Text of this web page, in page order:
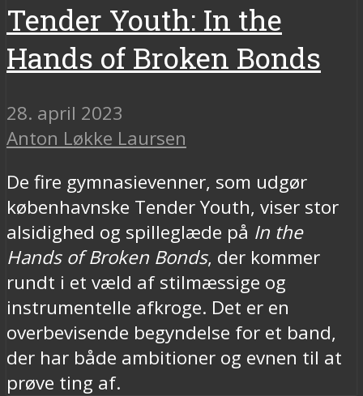
Tender Youth: In the
Hands of Broken Bonds
28. april 2023
Anton Løkke Laursen
De fire gymnasievenner, som udgør
københavnske Tender Youth, viser stor
alsidighed og spilleglæde på In the
Hands of Broken Bonds, der kommer
rundt i et væld af stilmæssige og
instrumentelle afkroge. Det er en
overbevisende begyndelse for et band,
der har både ambitioner og evnen til at
prøve ting af.